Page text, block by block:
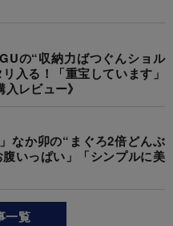
の“収納力ばつぐんショル
入る！「重宝しています」
レビュー》
なか卯の“まぐろ2倍どんぶ
いっぱい」「シンプルに美
一覧